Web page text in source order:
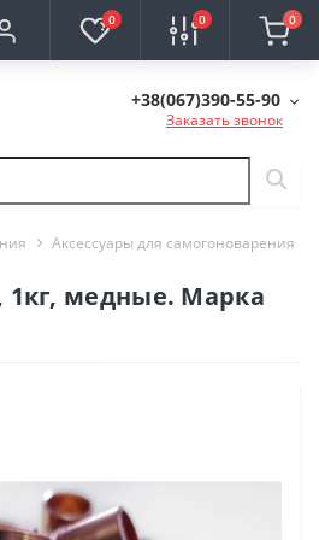
0 0 0
+38(067)390-55-90
Заказать звонок
Аксессуары для самогоноварения
1кг, медные. Марка